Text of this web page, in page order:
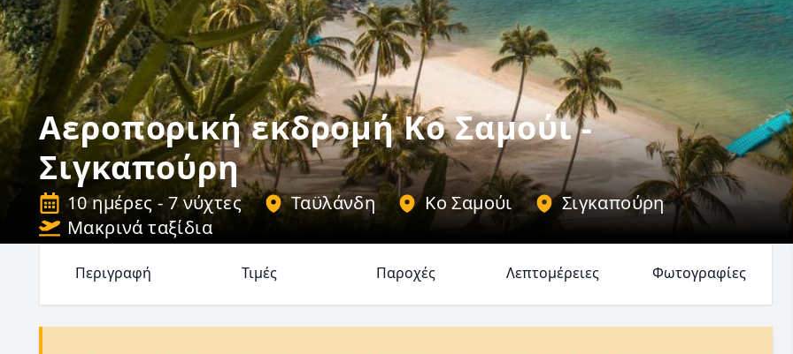
Αεροπορική εκδρομή Κο Σαμούι -
Σιγκαπούρη
10 ημέρες - 7 νύχτες Ταϋλάνδη Κο Σαμούι
Σιγκαπούρη
Μακρινά ταξίδια
Περιγραφή Τιμές Παροχές Λεπτομέρειες Φωτογραφίες